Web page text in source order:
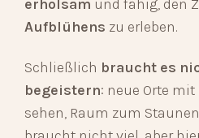
erholsam und fähig, den
Aufblühens zu erleben.
Schließlich braucht es
begeistern: neue Orte
sehen, Raum zum